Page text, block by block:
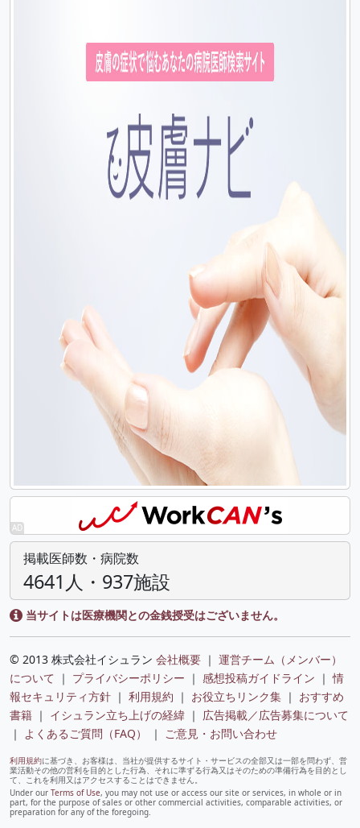
掲載医師数・病院数
4641人・937施設
当サイトは医療機関との金銭授受はございません。
© 2013 株式会社イシュラン 会社概要 ｜ 運営チーム（メンバー）
について ｜ プライバシーポリシー ｜ 感想投稿ガイドライン ｜情
報セキュリティ方針 ｜ 利用規約 ｜ お役立ちリンク集 ｜ おすすめ
書籍 ｜ イシュラン立ち上げの経緯 ｜ 広告掲載／広告募集について
｜ よくあるご質問（FAQ） ｜ ご意見・お問い合わせ
利用規約に基づき、お客様は、当社が提供するサイト・サービスの全部又は一部を問わず、営
業活動その他の営利を目的とした行為、それに準ずる行為又はそのための準備行為を目的とし
て、これを利用又はアクセスすることはできません。
Under our Terms of Use, you may not use or access our site or services, in whole or in
part, for the purpose of sales or other commercial activities, comparable activities, or
preparation for any of the foregoing.